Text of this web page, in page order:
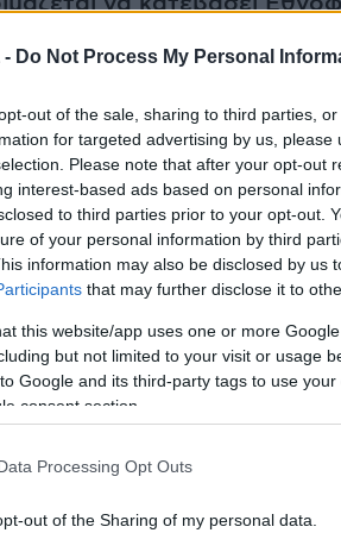
- Do Not Process My Personal
out of the sale, sharing to third parties,
for targeted advertising by us,
Please note that after your opt-out
interest-based ads based on personal
to third parties prior to your opt-out.
of your personal information by third
information may also be disclosed by us
that may further disclose it to
this website/app uses one or more
but not limited to your visit or usage
Google and its third-party tags to use
consent section.
Processing Opt Outs
out of the Sharing of my personal data.
του Λονδίνου: Άνδρας
μέσα σε βαγόνι - Επιβάτες
μπουνιές
άνδρα που σκότωσε των
ΗΠΑ, συγκλονίστηκε ο